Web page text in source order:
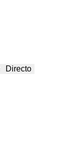
Directo